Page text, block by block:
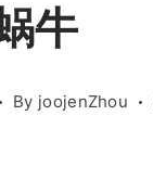
牛
By joojenZhou